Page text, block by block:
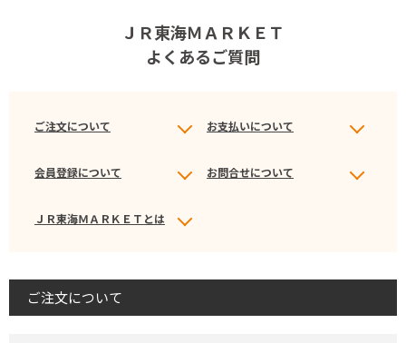
ＪＲ東海ＭＡＲＫＥＴ
よくあるご質問
ご注文について お支払いについて
会員登録について お問合せについて
ＪＲ東海ＭＡＲＫＥＴとは
ご注文について